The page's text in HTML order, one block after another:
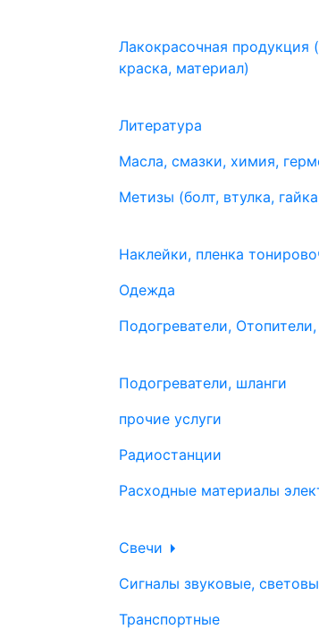
Лакокрасочная продукция
краска, материал)
Литература
Масла, смазки, химия,
Метизы (болт, втулка,
Наклейки, пленка
Одежда
Подогреватели,
Подогреватели, шланги
прочие услуги
Радиостанции
Расходные материалы
Свечи
Сигналы звуковые,
Транспортные